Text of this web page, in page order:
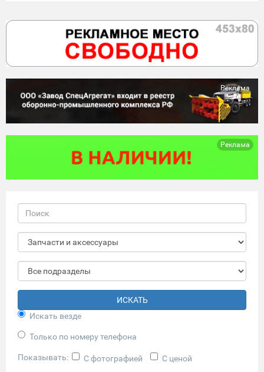
Реклама
Реклама
ИСКАТЬ
Искать везде
Только по номеру телефона
Показывать: С фотографией С ценой